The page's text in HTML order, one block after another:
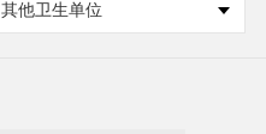
其他卫生单位